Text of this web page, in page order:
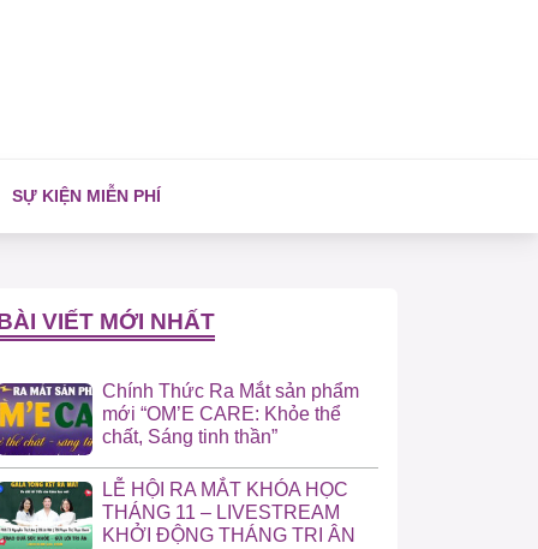
SỰ KIỆN MIỄN PHÍ
VIẾT MỚI NHẤT
Chính Thức Ra Mắt sản phẩm
mới “OM’E CARE: Khỏe thể
chất, Sáng tinh thần”
LỄ HỘI RA MẮT KHÓA HỌC
THÁNG 11 – LIVESTREAM
KHỞI ĐỘNG THÁNG TRI ÂN